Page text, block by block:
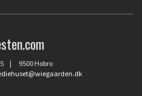
| 9500 Hobro